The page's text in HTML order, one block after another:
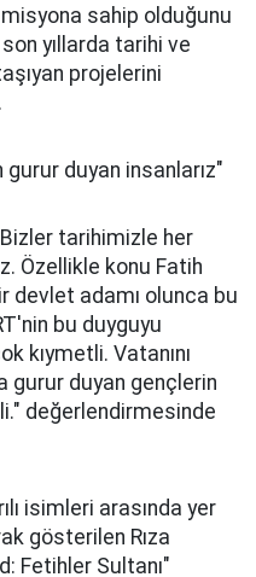
sahip olduğunu
yıllarda tarihi ve
projelerini
duyan insanlarız"
tarihimizle her
Özellikle konu Fatih
devlet adamı olunca bu
bu duyguyu
kıymetli. Vatanını
gurur duyan gençlerin
değerlendirmesinde
isimleri arasında yer
gösterilen Rıza
Fetihler Sultanı"